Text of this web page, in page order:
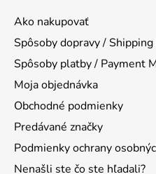
Ako nakupovať
Spôsoby dopravy /
Spôsoby platby / Payment
Moja objednávka
Obchodné podmienky
Predávané značky
Podmienky ochrany
Nenašli ste čo ste hľadali?